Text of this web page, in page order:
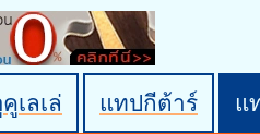
เลเล่ แทปกีต้าร์ แ